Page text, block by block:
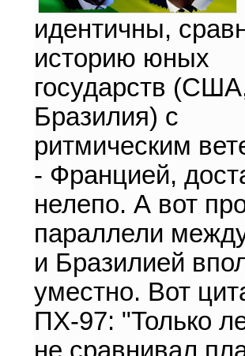
идентичны,
историю юных
государств
Бразилия) с
ритмическим
- Францией,
нелепо. А вот
параллели
и Бразилией
уместно. Вот
ПХ-97: "Только